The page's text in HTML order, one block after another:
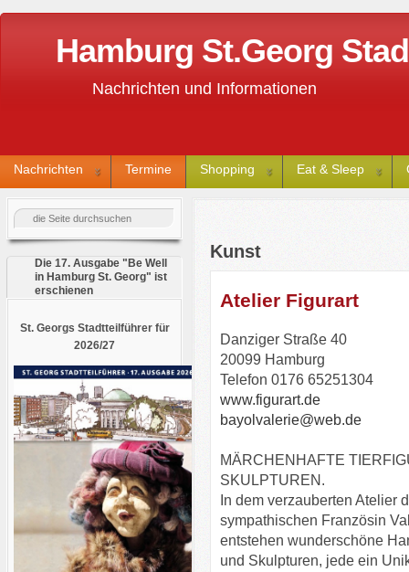
Hamburg St.Georg
Nachrichten und Informationen
Nachrichten Termine Shopping Eat & Sleep
Die 17. Ausgabe "Be Well
in Hamburg St. Georg" ist
erschienen
St. Georgs Stadtteilführer für
2026/27
Kunst
Atelier Figurart
Danziger Straße 40
20099 Hamburg
Telefon 0176 65251304
www.figurart.de
bayolvalerie@web.de
MÄRCHENHAFTE
SKULPTUREN.
In dem verzauberten Atelier
sympathischen Französin
entstehen wunderschöne
und Skulpturen, jede ein